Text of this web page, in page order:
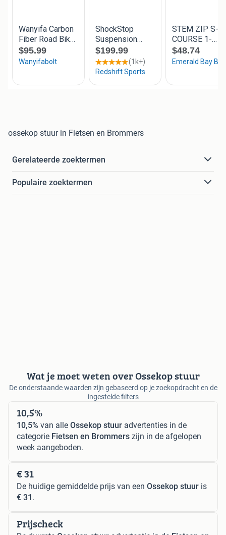
ossekop stuur in Fietsen en Brommers
Gerelateerde zoektermen
Populaire zoektermen
Wat je moet weten over Ossekop stuur
De onderstaande waarden zijn gebaseerd op je zoekopdracht en de
ingestelde filters
10,5%
10,5% van alle Ossekop stuur advertenties in de
categorie Fietsen en Brommers zijn in de afgelopen
week aangeboden.
€ 31
De huidige gemiddelde prijs van een Ossekop stuur is
€ 31 .
Prijscheck